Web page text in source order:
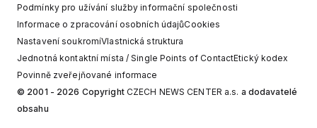
Podmínky pro užívání služby informační společnosti
Informace o zpracování osobních údajůCookies
Nastavení soukromíVlastnická struktura
Jednotná kontaktní místa / Single Points of ContactEtický kodex
Povinně zveřejňované informace
© 2001 - 2026 Copyright CZECH NEWS CENTER a.s. a dodavatelé
obsahu